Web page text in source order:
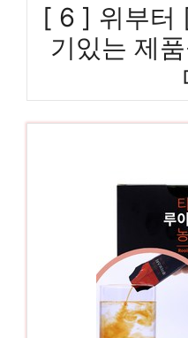
[ 6 ] 위부터
기있는 제